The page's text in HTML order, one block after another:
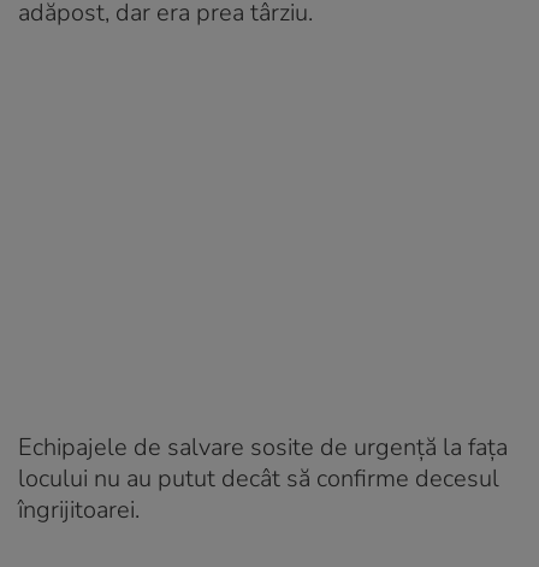
adăpost, dar era prea târziu.
Echipajele de salvare sosite de urgență la fața
locului nu au putut decât să confirme decesul
îngrijitoarei.